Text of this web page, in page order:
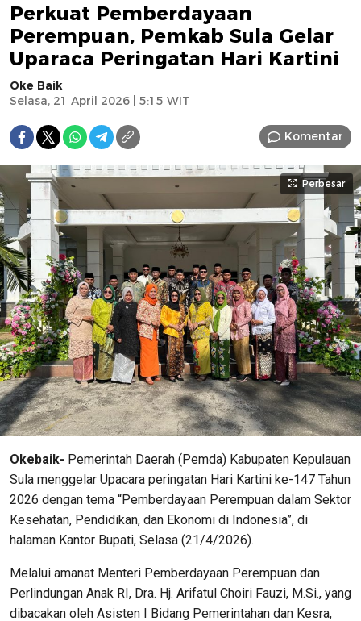
Perkuat Pemberdayaan
Perempuan, Pemkab Sula Gelar
Uparaca Peringatan Hari Kartini
Oke Baik
Selasa, 21 April 2026 | 5:15 WIT
Komentar
Perbesar
Okebaik- Pemerintah Daerah (Pemda) Kabupaten Kepulauan
Sula menggelar Upacara peringatan Hari Kartini ke-147 Tahun
2026 dengan tema “Pemberdayaan Perempuan dalam Sektor
Kesehatan, Pendidikan, dan Ekonomi di Indonesia”, di
halaman Kantor Bupati, Selasa (21/4/2026).
Melalui amanat Menteri Pemberdayaan Perempuan dan
Perlindungan Anak RI, Dra. Hj. Arifatul Choiri Fauzi, M.Si., yang
dibacakan oleh Asisten I Bidang Pemerintahan dan Kesra,